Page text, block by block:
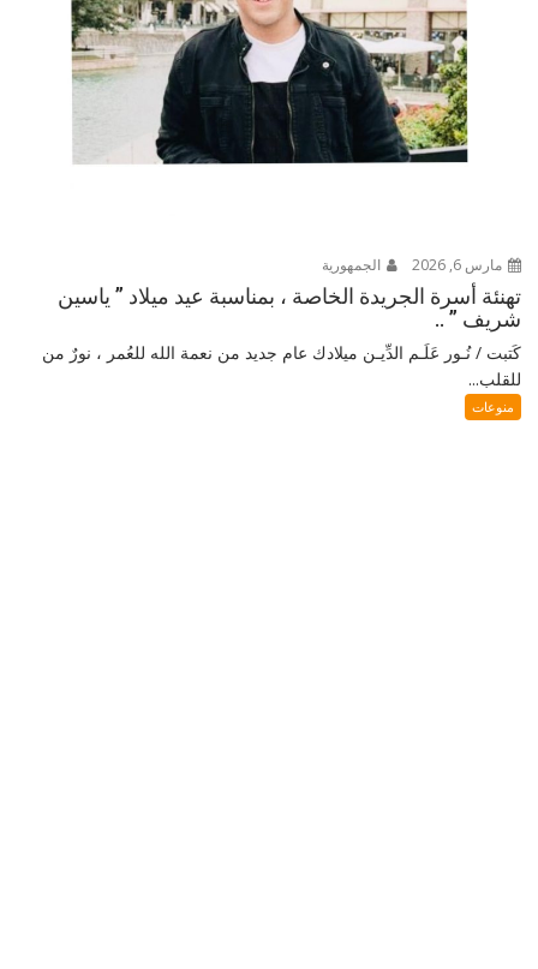
مارس 6, 2026 الجمهورية
تهنئة أسرة الجريدة الخاصة ، بمناسبة عيد ميلاد ” ياسين
شريف ” ..
كَتبت / نُـور عَلَـم الدِّيـن ميلادك عام جديد من نعمة الله للعُمر ، نورٌ من
للقلب...
منوعات